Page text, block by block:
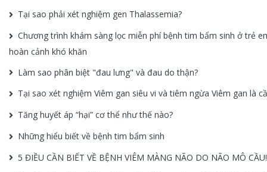
Tại sao phải xét nghiệm gen Thalassemia?
Chương trình khám sàng lọc miễn phí bệnh tim bẩm sinh ở trẻ
hoàn cảnh khó khăn
Làm sao phân biệt "đau lưng" và đau do thận?
Tại sao xét nghiệm Viêm gan siêu vi và tiêm ngừa Viêm gan là
Tăng huyết áp “hại” cơ thể như thế nào?
Những hiểu biết về bệnh tim bẩm sinh
5 ĐIỀU CẦN BIẾT VỀ BỆNH VIÊM MÀNG NÃO DO NÃO MÔ CẦU!